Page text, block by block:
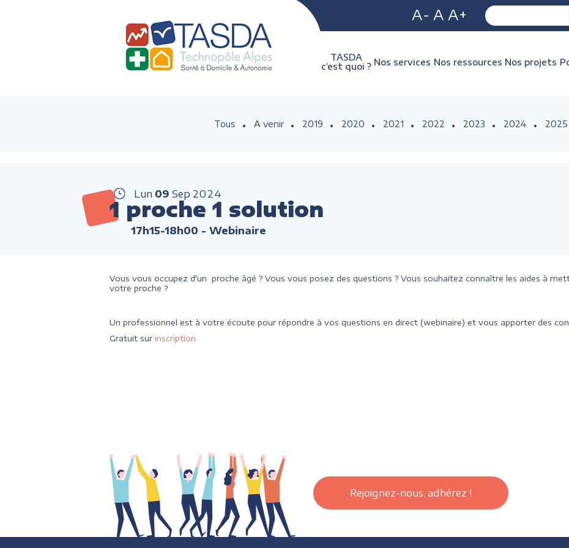
A- A A+
TASDA
c’est quoi ? Nos services Nos ressources Nos projets
Tous A venir 2019 2020 2021 2022 2023 2024 2025
Lun 09 Sep 2024
1 proche 1 solution
17h15-18h00 - Webinaire
Vous vous occupez d'un proche âgé ? Vous vous posez des questions ? Vous souhaitez connaître les aides à
votre proche ?
Un professionnel est à votre écoute pour répondre à vos questions en direct (webinaire) et vous apporter des
Gratuit sur inscription
Rejoignez-nous, adhérez !